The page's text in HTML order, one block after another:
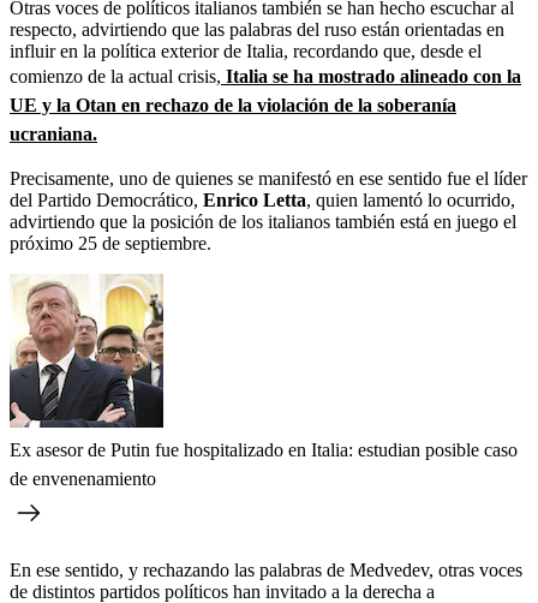
Otras voces de políticos italianos también se han hecho escuchar al
respecto, advirtiendo que las palabras del ruso están orientadas en
influir en la política exterior de Italia, recordando que, desde el
comienzo de la actual crisis, Italia se ha mostrado alineado con la
UE y la Otan en rechazo de la violación de la soberanía
ucraniana.
Precisamente, uno de quienes se manifestó en ese sentido fue el líder
del Partido Democrático, Enrico Letta, quien lamentó lo ocurrido,
advirtiendo que la posición de los italianos también está en juego el
próximo 25 de septiembre.
Ex asesor de Putin fue hospitalizado en Italia: estudian posible caso
de envenenamiento
En ese sentido, y rechazando las palabras de Medvedev, otras voces
de distintos partidos políticos han invitado a la derecha a